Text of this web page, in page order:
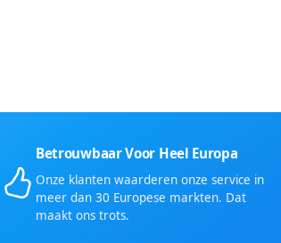
Betrouwbaar Voor Heel Europa
Onze klanten waarderen onze service in
meer dan 30 Europese markten. Dat
maakt ons trots.